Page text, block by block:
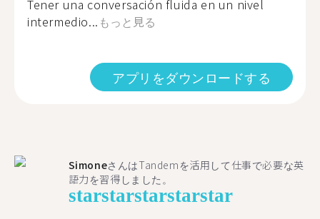
Tener una conversación fluida en un nivel
intermedio... もっと見る
アプリをダウンロードする
SimoneさんはTandemを活用して仕事で必要な英
語力を習得しました。
starstarstarstarstar